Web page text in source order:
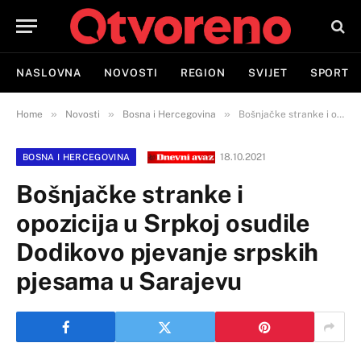
NASLOVNA NOVOSTI REGION SVIJET SPORT
Home » Novosti » Bosna i Hercegovina » Bošnjačke stranke i opozicija u Srpkoj osudile Dodikovo pjevanje srpskih pjesama u Sarajevu
BOSNA I HERCEGOVINA 18.10.2021
Bošnjačke stranke i
opozicija u Srpkoj osudile
Dodikovo pjevanje srpskih
pjesama u Sarajevu